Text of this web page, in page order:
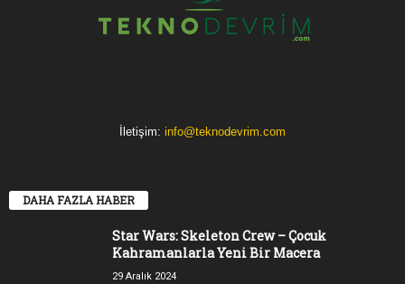
İletişim: info@teknodevrim.com
DAHA FAZLA HABER
Star Wars: Skeleton Crew – Çocuk
Kahramanlarla Yeni Bir Macera
29 Aralık 2024